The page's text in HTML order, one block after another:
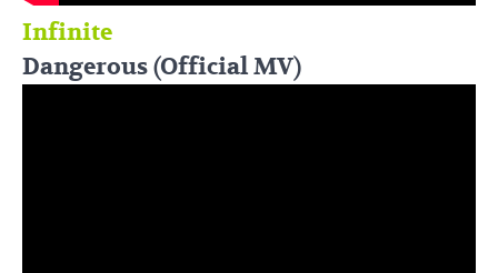
Infinite
Dangerous (Official MV)